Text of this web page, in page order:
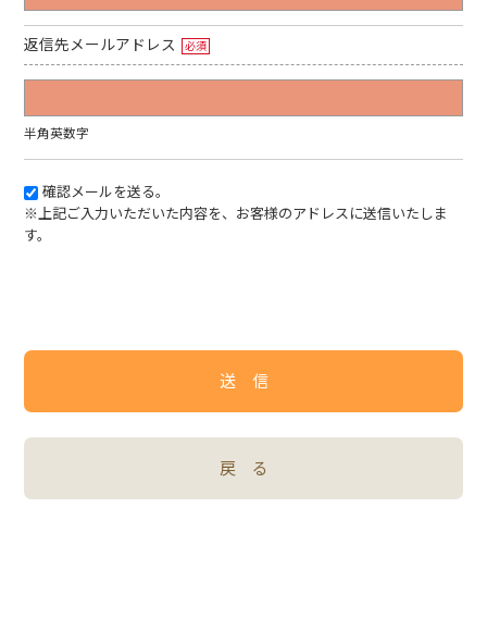
返信先メールアドレス 必須
半角英数字
確認メールを送る。
※上記ご入力いただいた内容を、お客様のアドレスに送信いたしま
す。
送 信
戻 る